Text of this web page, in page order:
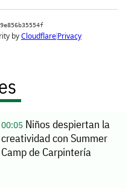
00:05Niños despiertan la
creatividad con Summer
Camp de Carpintería